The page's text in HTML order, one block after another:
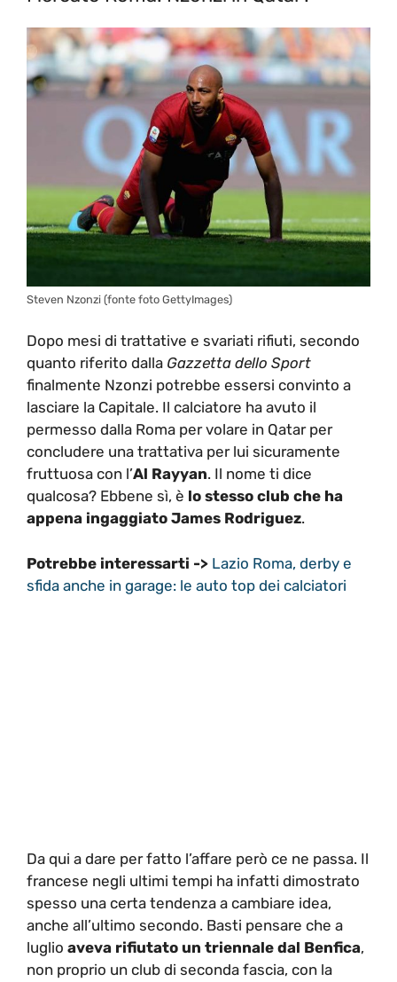
Steven Nzonzi (fonte foto GettyImages)
Dopo mesi di trattative e svariati rifiuti, secondo
quanto riferito dalla Gazzetta dello Sport
finalmente Nzonzi potrebbe essersi convinto a
lasciare la Capitale. Il calciatore ha avuto il
permesso dalla Roma per volare in Qatar per
concludere una trattativa per lui sicuramente
fruttuosa con l’Al Rayyan. Il nome ti dice
qualcosa? Ebbene sì, è lo stesso club che ha
appena ingaggiato James Rodriguez.
Potrebbe interessarti -> Lazio Roma, derby e
sfida anche in garage: le auto top dei calciatori
Da qui a dare per fatto l’affare però ce ne passa. Il
francese negli ultimi tempi ha infatti dimostrato
spesso una certa tendenza a cambiare idea,
anche all’ultimo secondo. Basti pensare che a
luglio aveva rifiutato un triennale dal Benfica,
non proprio un club di seconda fascia, con la